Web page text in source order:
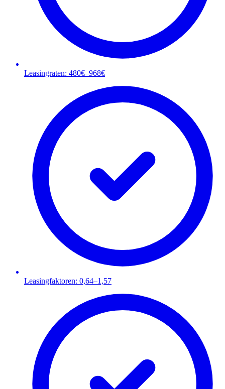
Leasingraten: 480€–968€
Leasingfaktoren: 0,64–1,57